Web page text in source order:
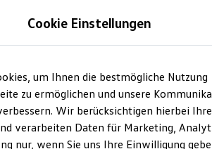
Cookie Einstellungen
um Ihnen die bestmögliche Nutzung
zu ermöglichen und unsere
Wir berücksichtigen hierbei Ihre
verarbeiten Daten für Marketing,
nur, wenn Sie uns Ihre Einwilligung